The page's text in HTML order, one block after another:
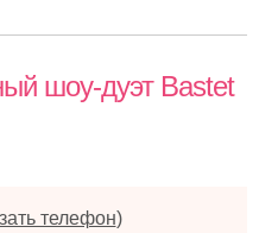
шоу-дуэт Bastet
телефон)